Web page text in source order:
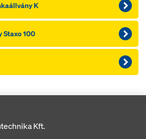
K
Staxo 100
Kft.